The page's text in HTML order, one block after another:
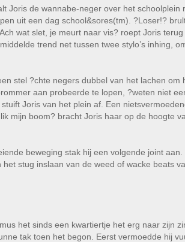
Joris de wannabe-neger over het schoolplein
uit een dag school&sores(tm). ?Loser!?
wat slet, je meurt naar vis? roept Joris
trend net tussen twee stylo’s inhing,
stel ?chte negers dubbel van het lachen om
aan probeerde te lopen, ?weten niet
Joris van het plein af. Een
mijn boom? bracht Joris haar op de hoogte
beweging stak hij een volgende joint
stug inslaan van de weed of wacke beats
het sinds een kwartiertje het erg naar zijn
tak toen het begon. Eerst vermoedde hij